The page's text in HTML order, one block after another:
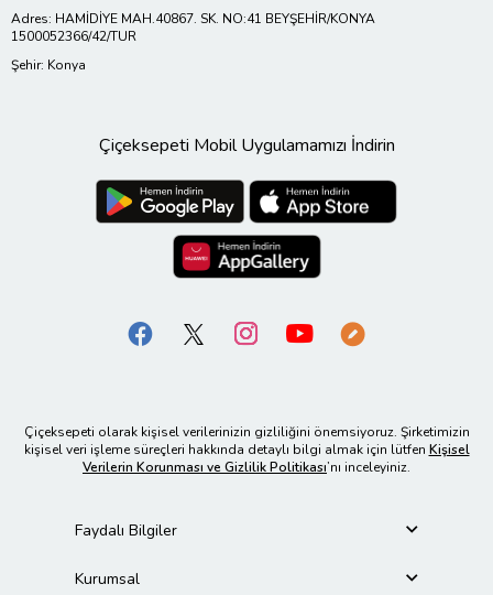
Adres: HAMİDİYE MAH.40867. SK. NO:41 BEYŞEHİR/KONYA
1500052366/42/TUR
Şehir: Konya
Çiçeksepeti Mobil Uygulamamızı İndirin
Çiçeksepeti olarak kişisel verilerinizin gizliliğini önemsiyoruz. Şirketimizin
kişisel veri işleme süreçleri hakkında detaylı bilgi almak için lütfen Kişisel
Verilerin Korunması ve Gizlilik Politikası’nı inceleyiniz.
Faydalı Bilgiler
Kurumsal